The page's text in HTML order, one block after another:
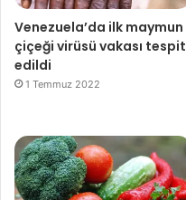
Venezuela’da ilk maymun
çiçeği virüsü vakası tespit
edildi
1 Temmuz 2022